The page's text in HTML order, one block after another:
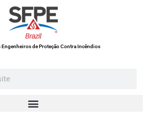
Engenheiros de Proteção Contra Incêndios